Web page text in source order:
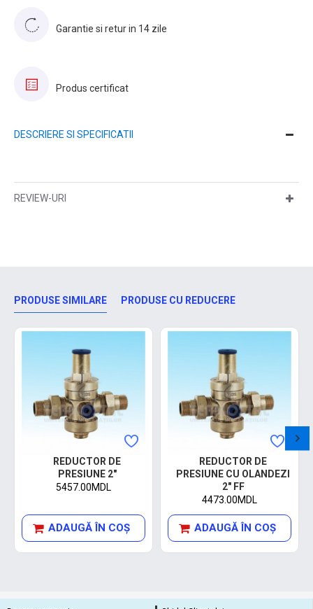
Garantie si retur in 14 zile
Produs certificat
DESCRIERE SI SPECIFICATII
REVIEW-URI
PRODUSE SIMILARE PRODUSE CU REDUCERE
REDUCTOR DE
PRESIUNE 2"
5457.00MDL
ADAUGĂ ÎN COŞ
REDUCTOR DE
PRESIUNE CU OLANDEZI
2" FF
4473.00MDL
ADAUGĂ ÎN COŞ